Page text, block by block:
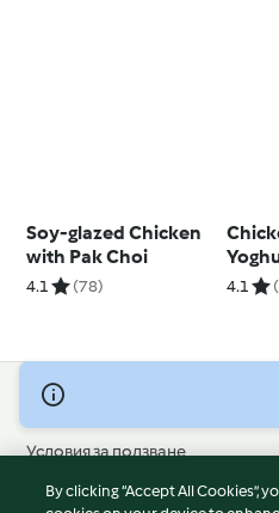
Soy-glazed Chicken
with Pak Choi
4.1 (78) 4.1
© Авторско право 2026
Условия за ползване
Политика за поверителност
By clicking “Accept All Cookies”,